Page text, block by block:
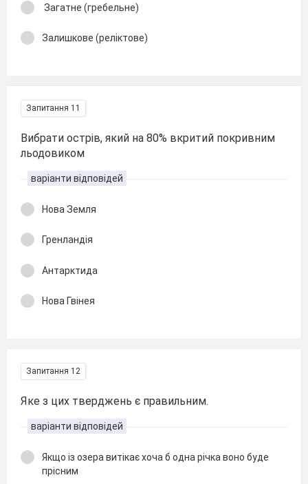
Загатне (гребельне)
Залишкове (реліктове)
Запитання 11
Вибрати острів, який на 80% вкритий покривним
льодовиком
варіанти відповідей
Нова Земля
Гренландія
Антарктида
Нова Гвінея
Запитання 12
Яке з цих тверджень є правильним.
варіанти відповідей
Якщо із озера витікає хоча б одна річка воно буде
прісним